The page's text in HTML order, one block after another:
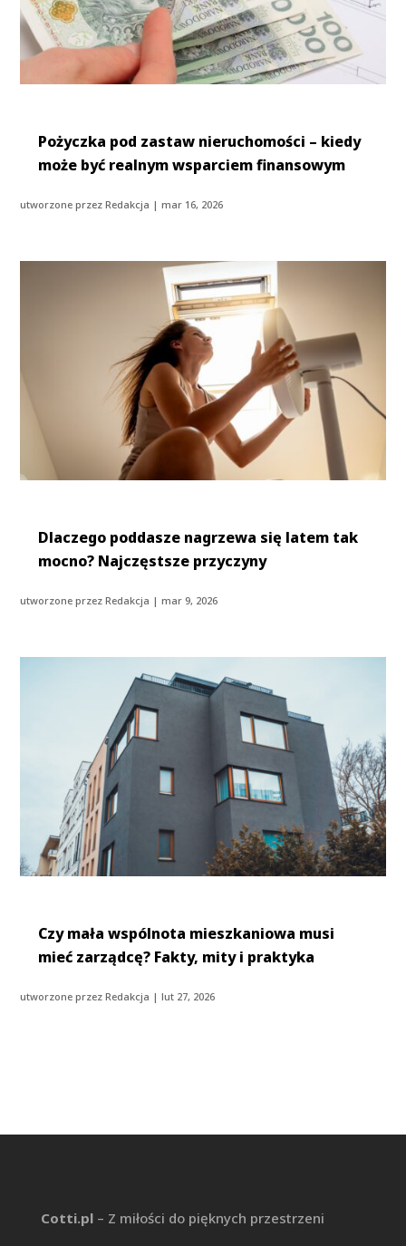
Pożyczka pod zastaw nieruchomości – kiedy
może być realnym wsparciem finansowym
utworzone przezRedakcja |mar 16, 2026
Dlaczego poddasze nagrzewa się latem tak
mocno? Najczęstsze przyczyny
utworzone przezRedakcja |mar 9, 2026
Czy mała wspólnota mieszkaniowa musi
mieć zarządcę? Fakty, mity i praktyka
utworzone przezRedakcja |lut 27, 2026
Cotti.pl– Z miłości do pięknych przestrzeni